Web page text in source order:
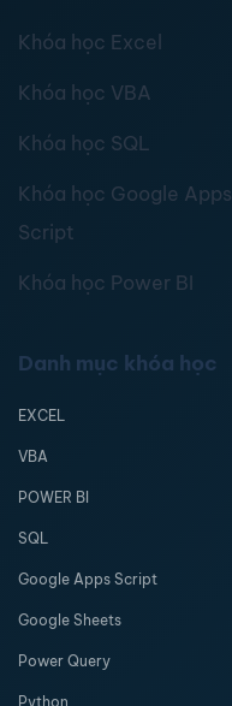
Khóa học Excel
Khóa học VBA
Khóa học SQL
Khóa học Google Apps
Script
Khóa học Power BI
Danh mục khóa học
EXCEL
VBA
POWER BI
SQL
Google Apps Script
Google Sheets
Power Query
Python